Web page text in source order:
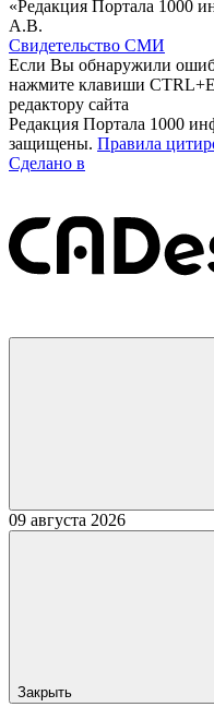
«Редакция Портала 1000
А.В.
Свидетельство СМИ
Если Вы обнаружили
нажмите клавиши
редактору сайта
Редакция Портала 1000
защищены. Правила
Сделано в
09 августа 2026
Закрыть